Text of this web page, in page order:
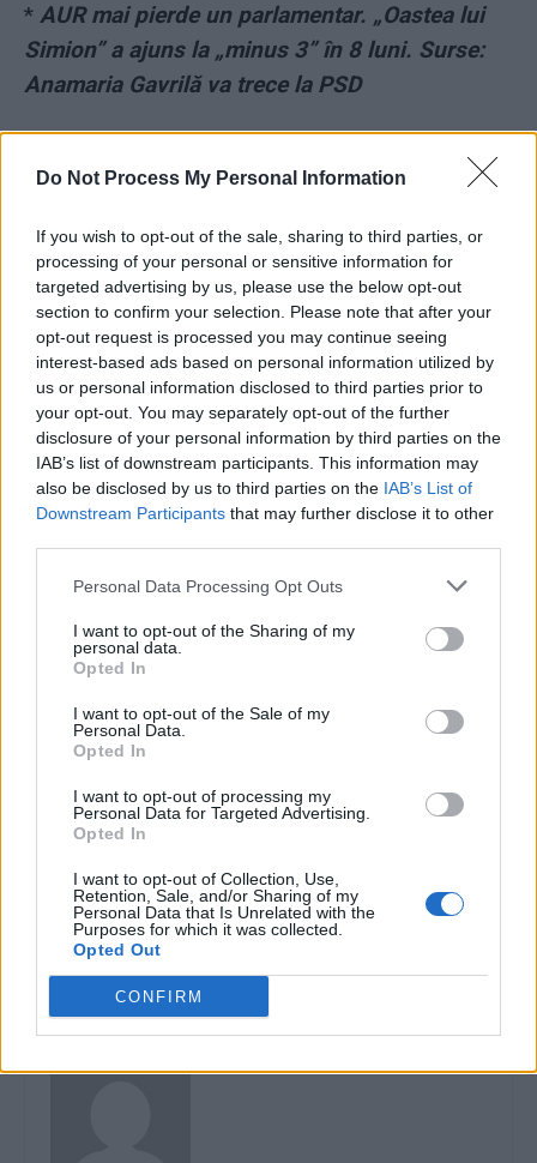
Do Not Process My Personal Information
If you wish to opt-out of the sale, sharing to third parties, or
processing of your personal or sensitive information for
targeted advertising by us, please use the below opt-out
section to confirm your selection. Please note that after your
opt-out request is processed you may continue seeing
interest-based ads based on personal information utilized by
us or personal information disclosed to third parties prior to
your opt-out. You may separately opt-out of the further
disclosure of your personal information by third parties on the
IAB’s list of downstream participants. This information may
also be disclosed by us to third parties on the IAB’s List of
Downstream Participants that may further disclose it to other
Personal Data Processing Opt Outs
I want to opt-out of the Sharing of my
personal data.
Opted In
I want to opt-out of the Sale of my
Personal Data.
Opted In
I want to opt-out of processing my
Personal Data for Targeted Advertising.
Opted In
I want to opt-out of Collection, Use,
Retention, Sale, and/or Sharing of my
Personal Data that Is Unrelated with the
Purposes for which it was collected.
Opted Out
CONFIRM
* AUR mai pierde un parlamentar. „Oastea lui
Simion” a ajuns la „minus 3” în 8 luni. Surse:
Anamaria Gavrilă va trece la PSD
9.180 de euro pe lună, dintr-un venit total de
*Greșeala fatală a lui Bin Laden: nu le-a luat un
uscător de rufe celor trei neveste ale sale!
Indiciul prin care a fost localizat de CIA
- Advertisement -
PPU-SL reținut șantaj Ștefan Băișanu
Articolul precedent
VIDEO. Sfaturile interlope ale
eliminarea lui Mălin Bot: „Îl
provoci și îl bați de se cacă
pe el”. Dan Andronic și Robert
Turcescu se hlizesc
Articolul următor
Sinistrul Curea, ziaristul cu
Barna: „E băbălău! E bou! E
fraier! E labagiu! L-a prins aia
în baie”. Infractorul Andronic